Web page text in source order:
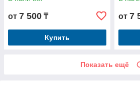
от 7 500 ₸
Купить
от 7
Показать ещё